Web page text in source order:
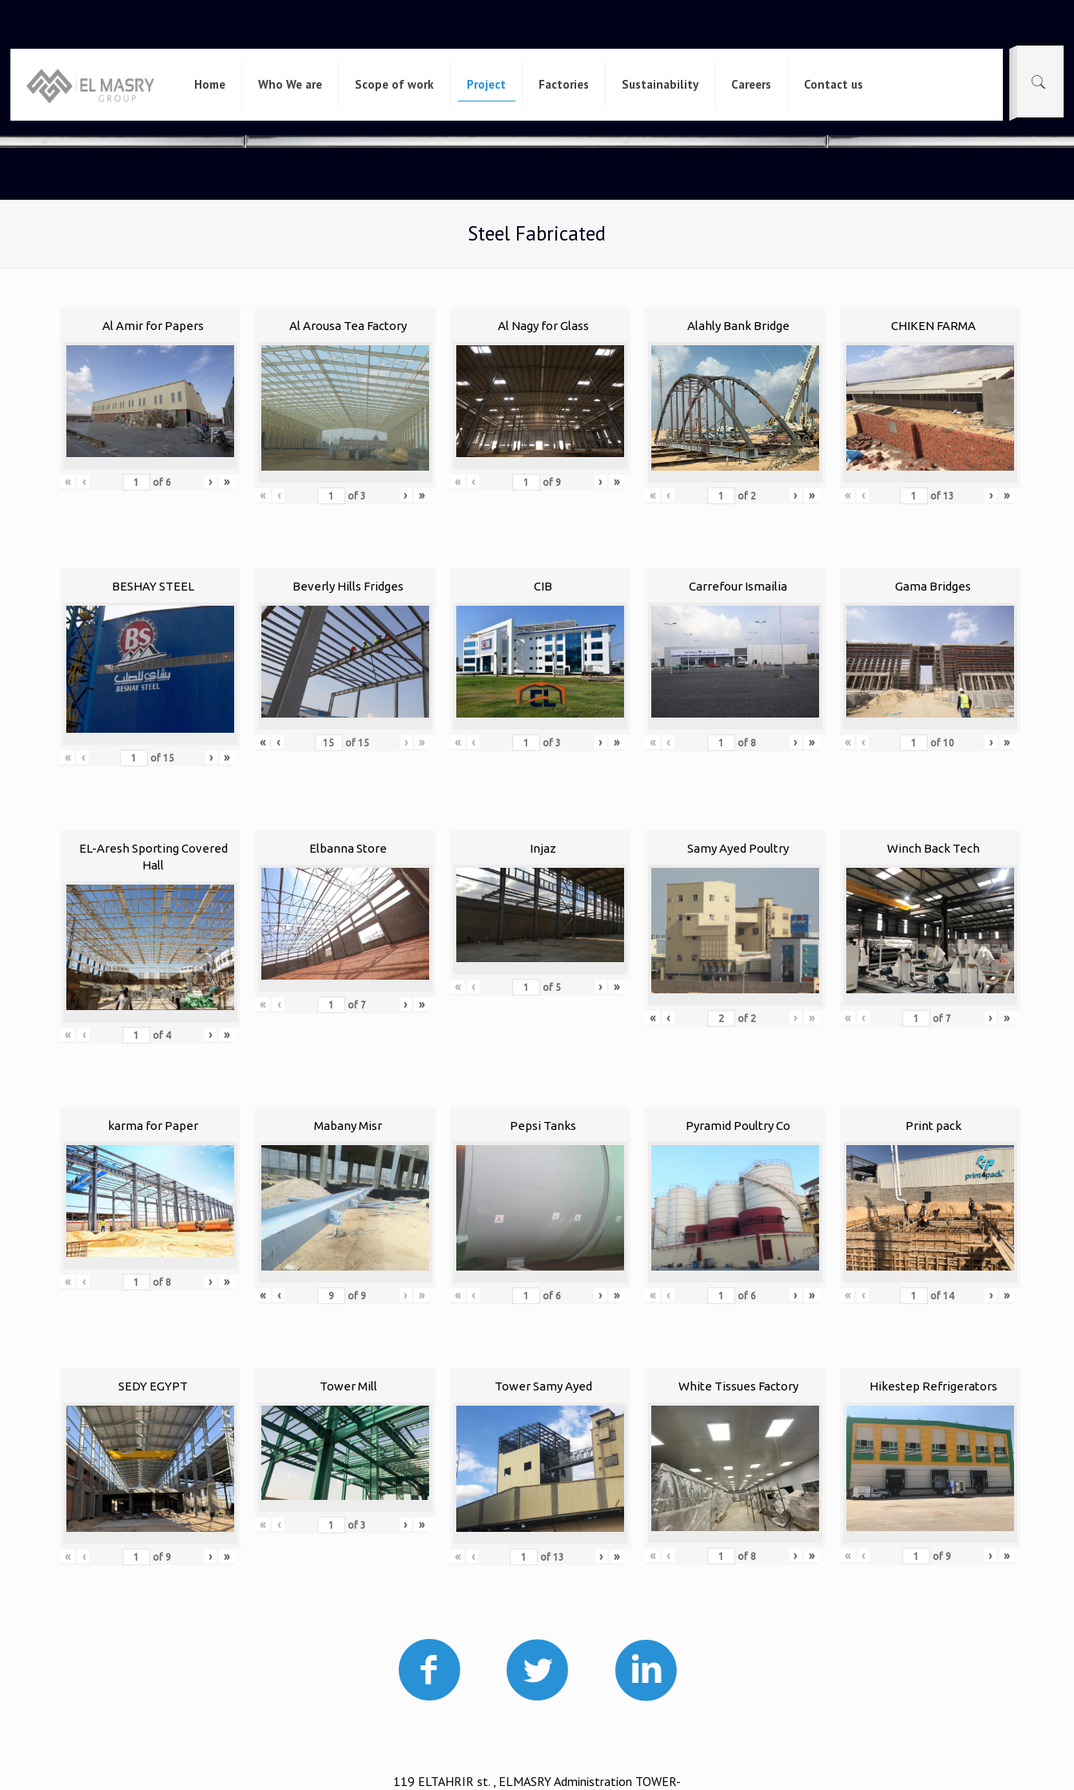
Home Who We are Scope of work Project Factories Sustainability Careers Contact us
Steel Fabricated
Al Amir for Papers
« ‹ of 6 › »
Al Arousa Tea Factory
« ‹ of3 › »
Al Nagy for Glass
« ‹ of 9 › »
Alahly Bank Bridge
« ‹ of 2 › »
CHIKEN FARMA
« ‹ of 13 › »
BESHAY STEEL
« ‹ of 15 › »
Beverly Hills Fridges
« ‹ of 15 › »
CIB
« ‹ of3 › »
Carrefour Ismailia
« ‹ of 8 › »
Gama Bridges
« ‹ of 10 › »
EL-Aresh Sporting Covered
Hall
« ‹ of 4 › »
Elbanna Store
« ‹ of 7 › »
Injaz
« ‹ of 5 › »
Samy Ayed Poultry
« ‹ of 2 › »
Winch Back Tech
« ‹ of 7 › »
karma for Paper
« ‹ of 8 › »
Mabany Misr
« ‹ of 9 › »
Pepsi Tanks
« ‹ of 6 › »
Pyramid Poultry Co
« ‹ of 6 › »
Print pack
« ‹ of 14 › »
SEDY EGYPT
« ‹ of 9 › »
Tower Mill
« ‹ of3 › »
Tower Samy Ayed
« ‹ of 13 › »
White Tissues Factory
« ‹ of 8 › »
Hikestep Refrigerators
« ‹ of 9 › »
119 ELTAHRIR st. , ELMASRY Administration TOWER-